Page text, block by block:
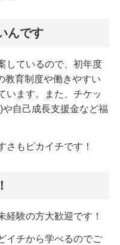
んです
しているので、初年度
教育制度や働きやすい
います。また、チケッ
や自己成長支援金など福
さもピカイチです！
経験の方大歓迎です！
イチから学べるのでご